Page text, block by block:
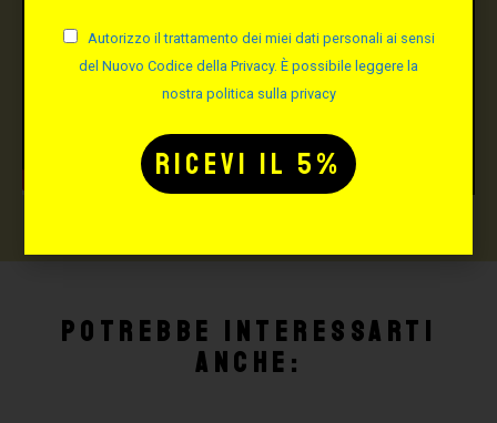
Potrebbe interessarti
anche:
Autorizzo il trattamento dei miei dati personali ai sensi
del Nuovo Codice della Privacy. È possibile leggere la
nostra politica sulla privacy